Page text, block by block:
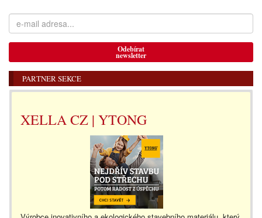
Odebírat
newsletter
PARTNER SEKCE
XELLA CZ | YTONG